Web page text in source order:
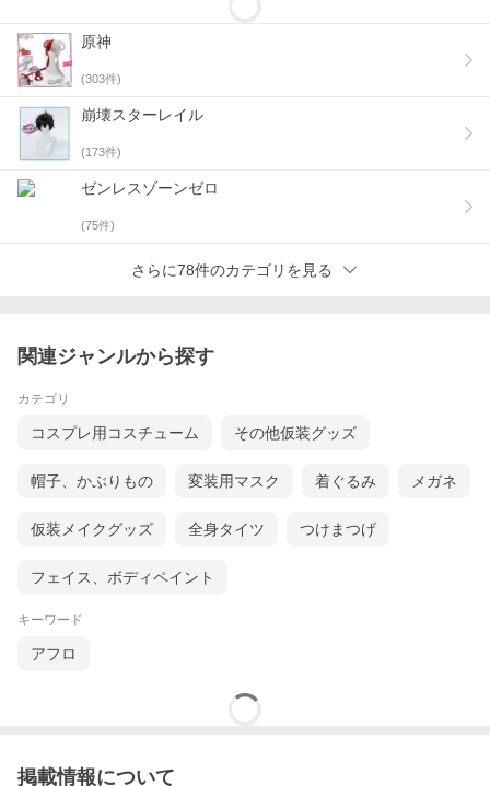
原神
(303件)
崩壊スターレイル
(173件)
ゼンレスゾーンゼロ
(75件)
さらに78件のカテゴリを見る
関連ジャンルから探す
カテゴリ
コスプレ用コスチューム その他仮装グッズ
帽子、かぶりもの 変装用マスク 着ぐるみ メガネ
仮装メイクグッズ 全身タイツ つけまつげ
フェイス、ボディペイント
キーワード
アフロ
掲載情報について